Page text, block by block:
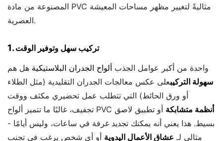
المصنوعة من مادة PVC مثاليةً لتغيير مظهر مساحات المعيشة
العصرية.
1. تركيب سهل وتوفير الوقت
واحدة من أكبر عوامل الجذب ألواح الجدران البلاستيكية هل هم
سهولة التركيبعلى عكس معالجات الجدران التقليدية (مثل الطلاء
أو ورق الحائط) التي تتطلب عمل تحضيري مكثف ووقت
تجفيف، غالبًا ما تتميز ألواح PVC
أنظمة متشابكة أو تطبيق لاصق
بسيط. هذا يعني أنه يمكنك تجديد غرفة في ساعات، وليس أيامًا -
مثالي لـ عشاق الأعمال اليدوية أو أي شخص يرغب في تجنب